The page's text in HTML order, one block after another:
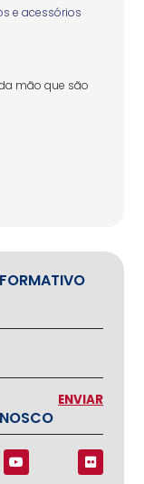
e acessórios
mão que são